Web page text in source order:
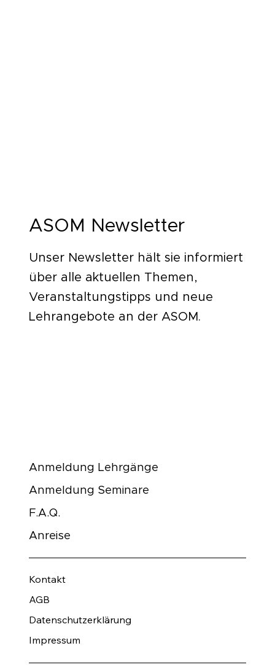
ASOM Newsletter
Unser Newsletter hält sie informiert
über alle aktuellen Themen,
Veranstaltungstipps und neue
Lehrangebote an der ASOM.
Anmeldung Lehrgänge
Anmeldung Seminare
F.A.Q.
Anreise
Kontakt
AGB
Datenschutzerklärung
Impressum